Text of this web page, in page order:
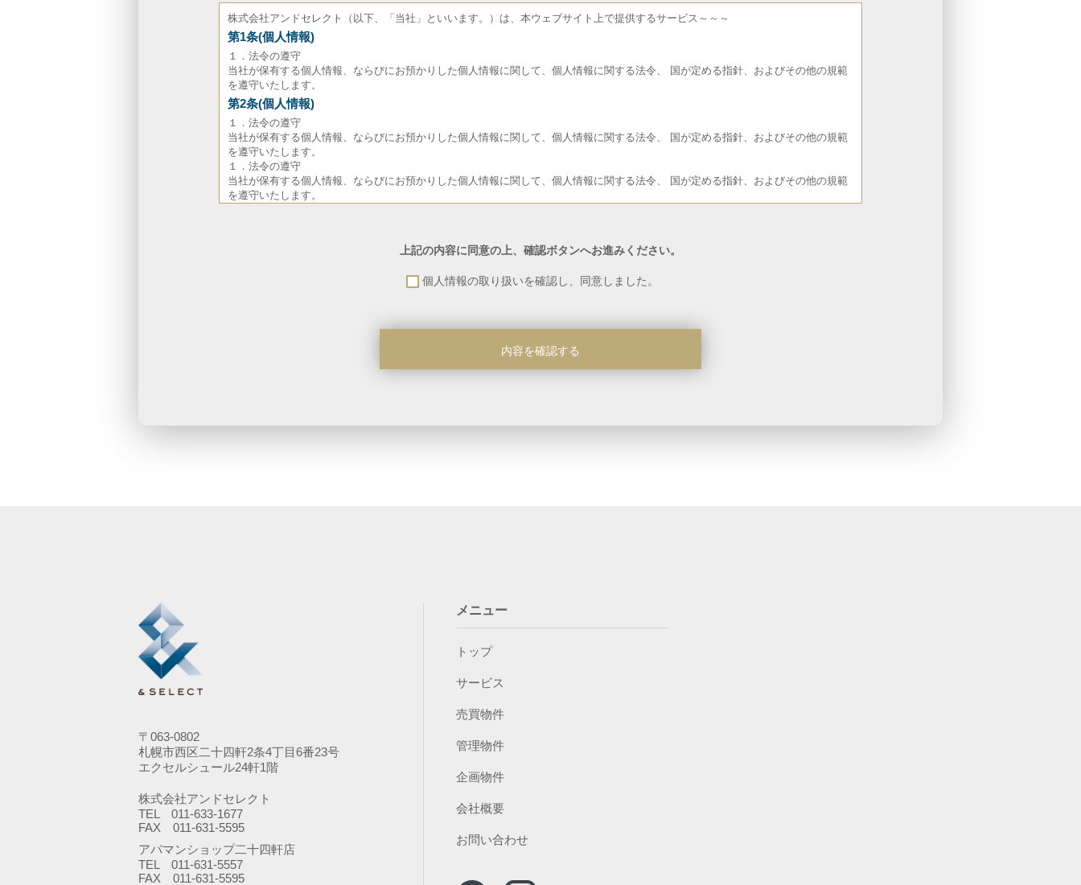
株式会社アンドセレクト（以下、「当社」といいます。）は、本ウェブサイト上で提供するサービス～～～
第1条(個人情報)
１．法令の遵守
当社が保有する個人情報、ならびにお預かりした個人情報に関して、個人情報に関する法令、 国が定める指針、およびその他の規範
を遵守いたします。
第2条(個人情報)
１．法令の遵守
当社が保有する個人情報、ならびにお預かりした個人情報に関して、個人情報に関する法令、 国が定める指針、およびその他の規範
を遵守いたします。
１．法令の遵守
当社が保有する個人情報、ならびにお預かりした個人情報に関して、個人情報に関する法令、 国が定める指針、およびその他の規範
を遵守いたします。
当社が保有する個人情報、ならびにお預かりした個人情報に関して、個人情報に関する法令、 国が定める指針、およびその他の規範
上記の内容に同意の上、確認ボタンへお進みください。
個人情報の取り扱いを確認し、同意しました。
〒063-0802
札幌市西区二十四軒2条4丁目6番23号
エクセルシュール24軒1階
株式会社アンドセレクト
TEL 011-633-1677
FAX 011-631-5595
アパマンショップ二十四軒店
TEL 011-631-5557
FAX 011-631-5595
メニュー
トップ
サービス
売買物件
管理物件
企画物件
会社概要
お問い合わせ